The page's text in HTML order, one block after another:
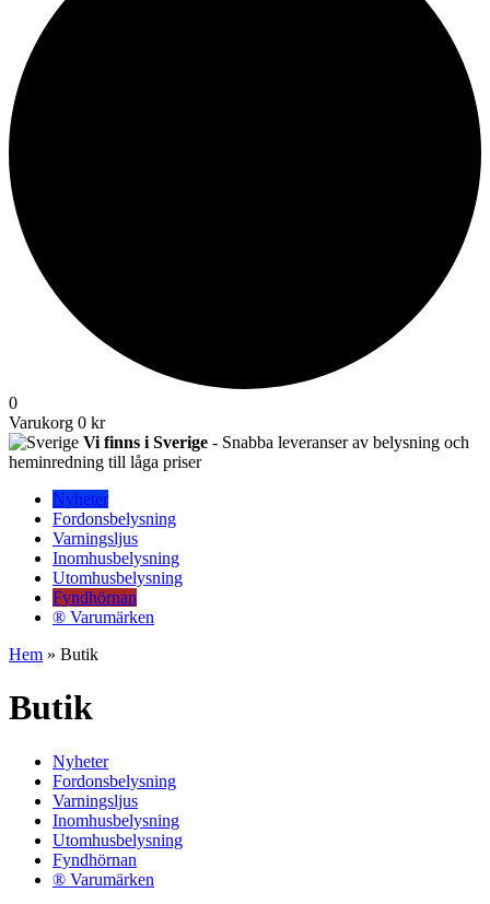
0
Varukorg 0 kr
Vi finns i Sverige - Snabba leveranser av belysning och
heminredning till låga priser
Nyheter
Fordonsbelysning
Varningsljus
Inomhusbelysning
Utomhusbelysning
Fyndhörnan
® Varumärken
Hem » Butik
Butik
Nyheter
Fordonsbelysning
Varningsljus
Inomhusbelysning
Utomhusbelysning
Fyndhörnan
® Varumärken